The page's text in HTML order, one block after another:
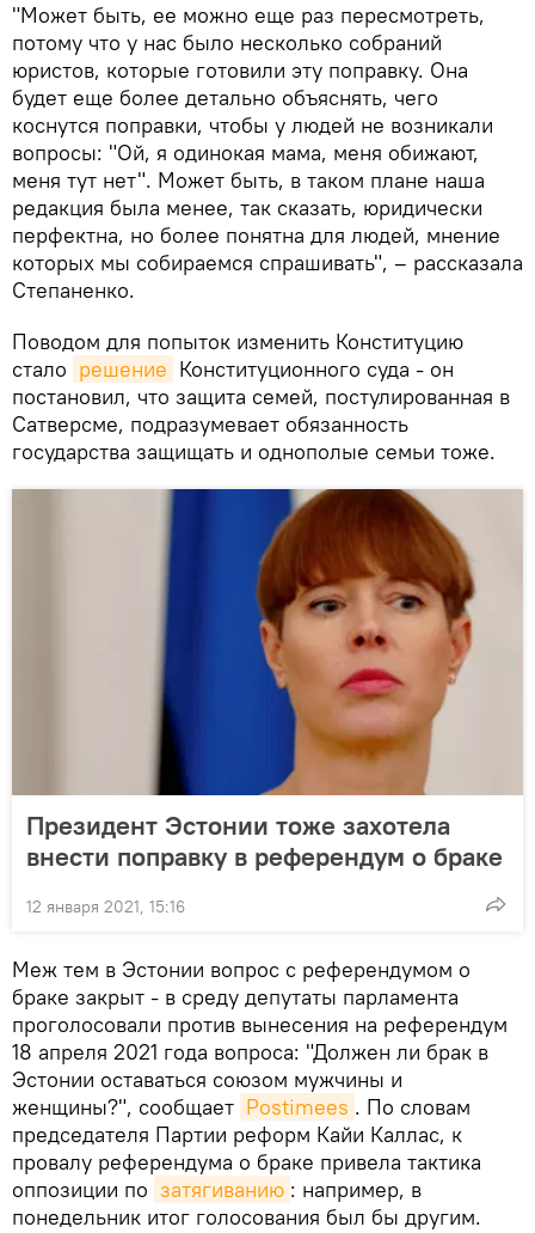
"Может быть, ее можно еще раз пересмотреть,
потому что у нас было несколько собраний
юристов, которые готовили эту поправку. Она
будет еще более детально объяснять, чего
коснутся поправки, чтобы у людей не возникали
вопросы: "Ой, я одинокая мама, меня обижают,
меня тут нет". Может быть, в таком плане наша
редакция была менее, так сказать, юридически
перфектна, но более понятна для людей, мнение
которых мы собираемся спрашивать", – рассказала
Степаненко.
Поводом для попыток изменить Конституцию
стало решение Конституционного суда - он
постановил, что защита семей, постулированная в
Сатверсме, подразумевает обязанность
государства защищать и однополые семьи тоже.
Президент Эстонии тоже захотела
внести поправку в референдум о браке
12 января 2021, 15:16
Меж тем в Эстонии вопрос с референдумом о
браке закрыт - в среду депутаты парламента
проголосовали против вынесения на референдум
18 апреля 2021 года вопроса: "Должен ли брак в
Эстонии оставаться союзом мужчины и
женщины?", сообщает Postimees . По словам
председателя Партии реформ Кайи Каллас, к
провалу референдума о браке привела тактика
оппозиции по затягиванию : например, в
понедельник итог голосования был бы другим.